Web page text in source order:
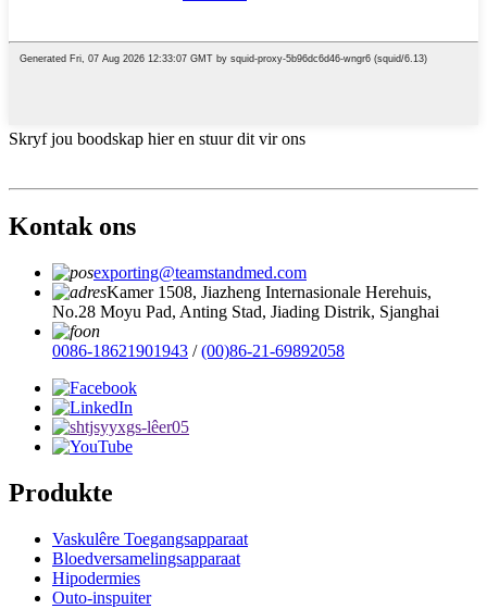
Skryf jou boodskap hier en stuur dit vir ons
Kontak ons
exporting@teamstandmed.com
Kamer 1508, Jiazheng Internasionale Herehuis,
No.28 Moyu Pad, Anting Stad, Jiading Distrik, Sjanghai
0086-18621901943 /(00)86-21-69892058
Produkte
Vaskulêre Toegangsapparaat
Bloedversamelingsapparaat
Hipodermies
Outo-inspuiter